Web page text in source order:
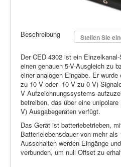
Stellen Sie
Beschreibung
Der CED 4302 ist ein
einen genauen 5-V-Ausgleich zu
einer analogen Eingabe. Er
zu 10 V oder -10 V zu 0 V)
V Aufzeichnungssystems
betreiben, das über eine
V) Ausgabegeräten verfügt.
Das Gerät ist batteriebetrieben,
Batterielebensdauer von mehr
Ausschalten werden Eingänge
verbunden, um null Offset zu